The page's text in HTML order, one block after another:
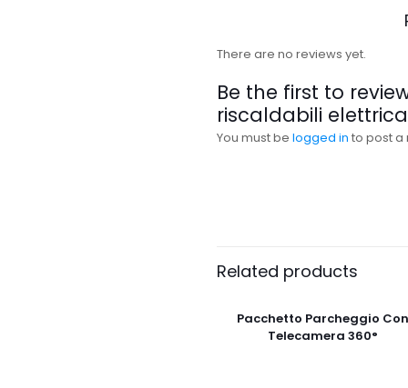
There are no reviews yet.
Be the first to
riscaldabili
You must be logged in to post a
Related products
Pacchetto Parcheggio Con
Telecamera 360°